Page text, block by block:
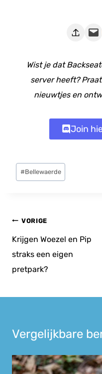
Deze pagina e-mailen
Wist je dat
server heeft?
nieuwtjes en
Join
Bericht
tags:
#Bellewaerde
Bericht
navigatie
VORIGE
Krijgen Woezel en Pip
straks een eigen
pretpark?
Vergelijkbare